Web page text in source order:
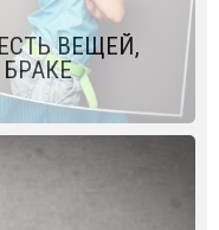
ВЕЩЕЙ,